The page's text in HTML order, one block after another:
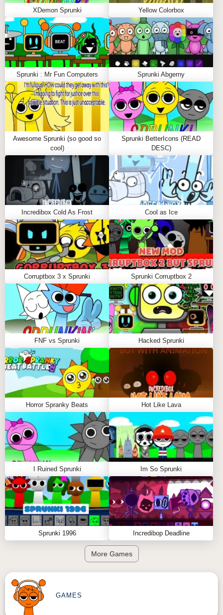
XDemon Sprunki Yellow Colorbox
Sprunki : Mr Fun Computers Sprunki Abgerny
Awesome Sprunki (so good so
cool)
Sprunki BetterIcons (READ
DESC)
Incredibox Cold As Frost Cool as Ice
Corruptbox 3 x Sprunki Sprunki Corruptbox 2
FNF vs Sprunki Hacked Sprunki
Horror Spranky Beats Hot Like Lava
I Ruined Sprunki Im So Sprunki
Sprunki 1996 Incredibop Deadline
More Games
GAMES